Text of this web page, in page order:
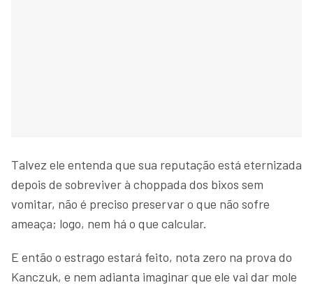
Talvez ele entenda que sua reputação está eternizada
depois de sobreviver à choppada dos bixos sem
vomitar, não é preciso preservar o que não sofre
ameaça; logo, nem há o que calcular.
E então o estrago estará feito, nota zero na prova do
Kanczuk, e nem adianta imaginar que ele vai dar mole